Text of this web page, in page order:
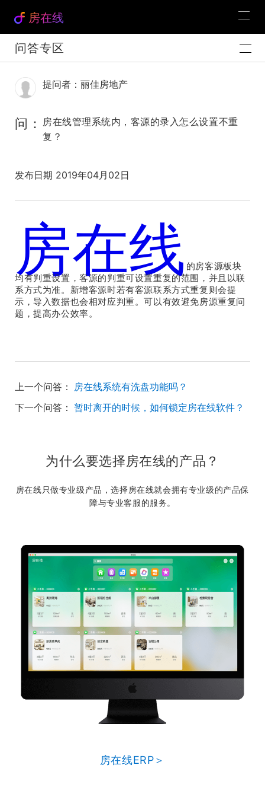
房在线
问答专区
提问者：丽佳房地产
问：
房在线管理系统内，客源的录入怎么设置不重
复？
发布日期 2019年04月02日
官方解答：
房在线 的房客源板块
均有判重设置，客源的判重可设置重复的范围，并且以联
系方式为准。新增客源时若有客源联系方式重复则会提
示，导入数据也会相对应判重。可以有效避免房源重复问
题，提高办公效率。
上一个问答： 房在线系统有洗盘功能吗？
下一个问答： 暂时离开的时候，如何锁定房在线软件？
为什么要选择房在线的产品？
房在线只做专业级产品，选择房在线就会拥有专业级的产品保
障与专业客服的服务。
房在线ERP＞